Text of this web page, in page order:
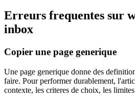
Erreurs frequentes sur
inbox
Copier une page generique
Une page generique donne des
faire. Pour performer durablement,
contexte, les criteres de choix, les